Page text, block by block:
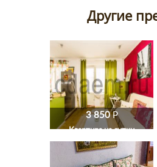
Другие
3 850P
Квартира на сутки